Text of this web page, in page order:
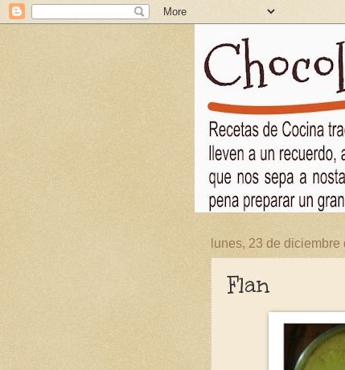
lunes, 23 de diciembre
Flan